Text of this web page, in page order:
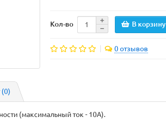
Кол-во В корзину
0 отзывов
(0)
(максимальный ток - 10А).